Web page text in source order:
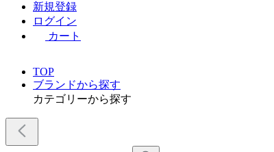
新規登録
ログイン
カート
TOP
ブランドから探す
カテゴリーから探す